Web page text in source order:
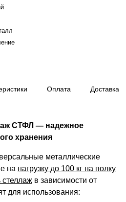
Оплата Доставка
СТФЛ — надежное
хранения
металлические
на нагрузку до 100 кг на полку
стеллаж в зависимости от
для использования: